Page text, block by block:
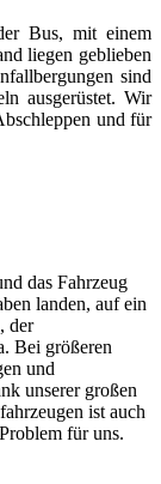
Bus, mit einem
liegen geblieben
sind
ausgerüstet. Wir
und für
das Fahrzeug
landen, auf ein
der
Bei größeren
und
unserer großen
ist auch
für uns.